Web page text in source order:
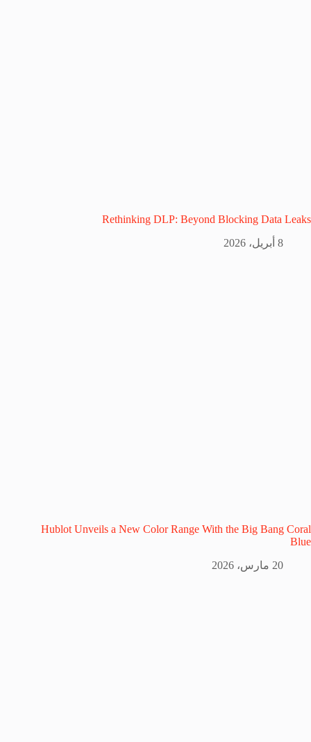
Rethinking DLP: Beyond Blocking Data Leaks
8 أبريل، 2026
Hublot Unveils a New Color Range With the Big Bang Coral
Blue
20 مارس، 2026